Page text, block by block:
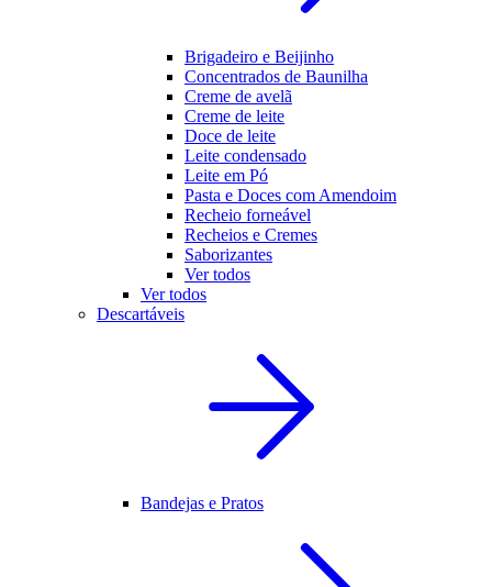
Brigadeiro e Beijinho
Concentrados de Baunilha
Creme de avelã
Creme de leite
Doce de leite
Leite condensado
Leite em Pó
Pasta e Doces com Amendoim
Recheio forneável
Recheios e Cremes
Saborizantes
Ver todos
Ver todos
Descartáveis
Bandejas e Pratos